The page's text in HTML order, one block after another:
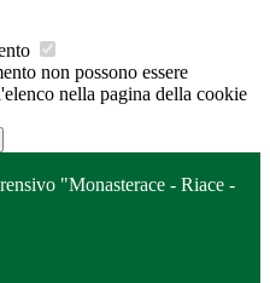
non possono essere
nella pagina della cookie
"Monasterace - Riace -